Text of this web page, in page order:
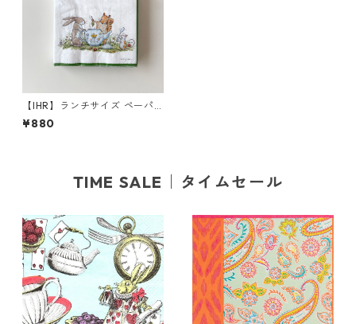
【IHR】ランチサイズ ペーパ
ーナプキン TEA TIME ホワイ
ト Anita Jeram 20枚入り
¥880
TIME SALE｜タイムセール